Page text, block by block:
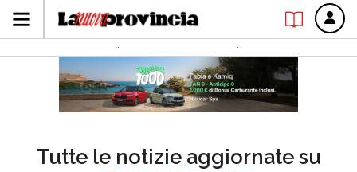
Tutte le notizie aggiornate su